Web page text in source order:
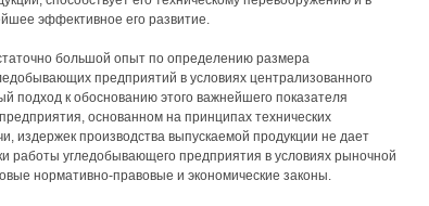
эффективное его развитие.
большой опыт по определению размера
предприятий в условиях централизованного
подход к обоснованию этого важнейшего показателя
основанном на принципах технических
издержек производства выпускаемой продукции не дает
работы угледобывающего предприятия в условиях рыночной
нормативно-правовые и экономические законы.